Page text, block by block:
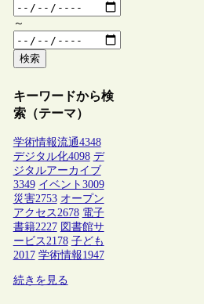
～
検索
キーワードから検
索（テーマ）
学術情報流通4348
デジタル化4098 デ
ジタルアーカイブ
3349 イベント 3009
災害2753 オープン
アクセス 2678 電子
書籍2227 図書館サ
ービス 2178 子ども
2017 学術情報1947
続きを見る